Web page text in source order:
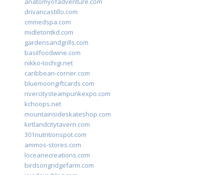
drivancastillo.com
cmmedspa.com
midletontkd.com
gardensandgrills.com
basilfoodwine.com
nikko-tochigi.net
caribbean-corner.com
bluemoongiftcards.com
rivercitysteampunkexpo.com
kchoops.net
mountainsideskateshop.com
kirtlandcitytavern.com
301nutritionspot.com
ammos-stores.com
loceanecreations.com
birdsongridgefarm.com